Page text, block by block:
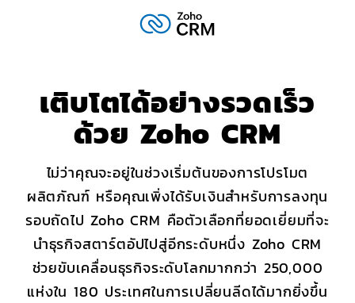
เติบโตได้อย่างรวดเร็ว
ด้วย Zoho CRM
ไม่ว่าคุณจะอยู่ในช่วงเริ่มต้นของการโปรโมต
ผลิตภัณฑ์ หรือคุณเพิ่งได้รับเงินสำหรับการลงทุน
รอบถัดไปZoho CRM คือตัวเลือกที่ยอดเยี่ยมที่จะ
นำธุรกิจสตาร์ตอัปไปสู่อีกระดับหนึ่ง Zoho CRM
ช่วยขับเคลื่อนธุรกิจระดับโลกมากกว่า 250,000
แห่งใน 180 ประเทศในการเปลี่ยนลีดได้มากยิ่งขึ้น